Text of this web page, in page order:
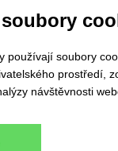
používají soubory
prostředí,
návštěvnosti